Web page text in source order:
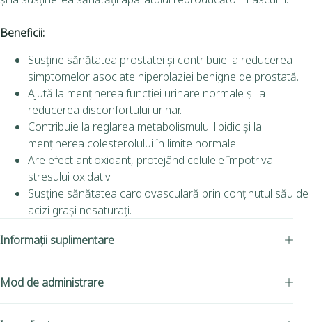
Beneficii:
Susține sănătatea prostatei și contribuie la reducerea
simptomelor asociate hiperplaziei benigne de prostată.
Ajută la menținerea funcției urinare normale și la
reducerea disconfortului urinar.
Contribuie la reglarea metabolismului lipidic și la
menținerea colesterolului în limite normale.
Are efect antioxidant, protejând celulele împotriva
stresului oxidativ.
Susține sănătatea cardiovasculară prin conținutul său de
acizi grași nesaturați.
Informații suplimentare
Mod de administrare